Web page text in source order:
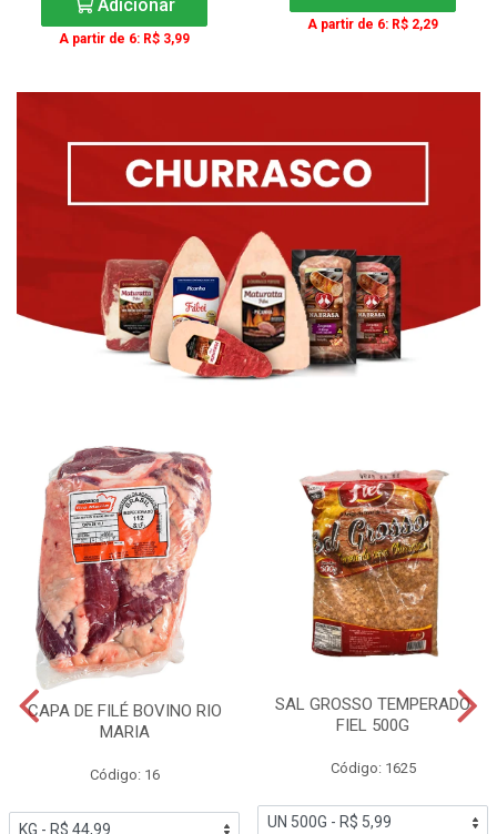
Adicionar
A partir de 6: R$ 3,99
A partir de 6: R$ 2,29
CAPA DE FILÉ BOVINO RIO
MARIA
Código: 16
SAL GROSSO TEMPERADO
FIEL 500G
Código: 1625